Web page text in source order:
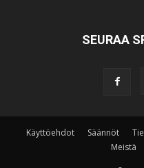
SEURAA
Käyttöehdot Säännöt
Meistä